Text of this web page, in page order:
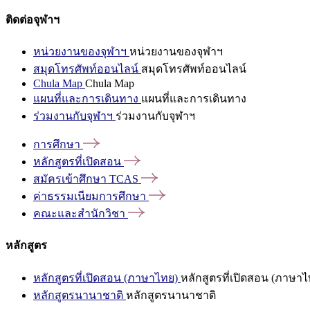
ติดต่อจุฬาฯ
หน่วยงานของจุฬาฯ หน่วยงานของจุฬาฯ
สมุดโทรศัพท์ออนไลน์ สมุดโทรศัพท์ออนไลน์
Chula Map Chula Map
แผนที่และการเดินทาง แผนที่และการเดินทาง
ร่วมงานกับจุฬาฯ ร่วมงานกับจุฬาฯ
การศึกษา
หลักสูตรที่เปิดสอน
สมัครเข้าศึกษา TCAS
ค่าธรรมเนียมการศึกษา
คณะและสำนักวิชา
หลักสูตร
หลักสูตรที่เปิดสอน (ภาษาไทย) หลักสูตรที่เปิดสอน (ภาษาไ
หลักสูตรนานาชาติ หลักสูตรนานาชาติ